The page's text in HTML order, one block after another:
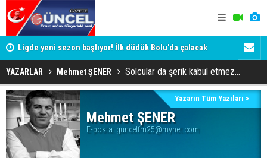
Ligde yeni sezon başlıyor! İlk düdük Bolu'da çalacak Eski Vali
Valisini
YAZARLAR Mehmet ŞENER ​​​​​​​Solcular da şerik kabul etmez…
Mehmet ŞENER
E-posta: guncelfm25@mynet.com
Yazarın Tüm Yazıları >